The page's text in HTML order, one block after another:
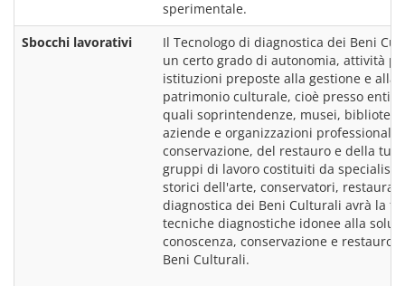
Sbocchi lavorativi
Il Tecnologo di diagnostica dei Beni
un certo grado di autonomia, attività
istituzioni preposte alla gestione e alla
patrimonio culturale, cioè presso enti
quali soprintendenze, musei,
aziende e organizzazioni professionali
conservazione, del restauro e della
gruppi di lavoro costituiti da specialisti
storici dell'arte, conservatori,
diagnostica dei Beni Culturali avrà la
tecniche diagnostiche idonee alla
conoscenza, conservazione e restauro
Beni Culturali.